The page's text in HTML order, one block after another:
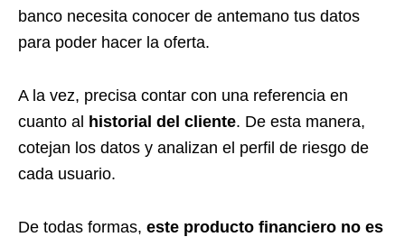
banco necesita conocer de antemano tus datos
para poder hacer la oferta.
A la vez, precisa contar con una referencia en
cuanto al historial del cliente. De esta manera,
cotejan los datos y analizan el perfil de riesgo de
cada usuario.
De todas formas, este producto financiero no es